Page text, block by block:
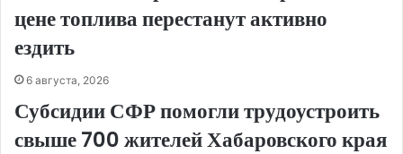
цене топлива перестанут активно
ездить
6 августа, 2026
Субсидии СФР помогли трудоустроить
свыше 700 жителей Хабаровского края